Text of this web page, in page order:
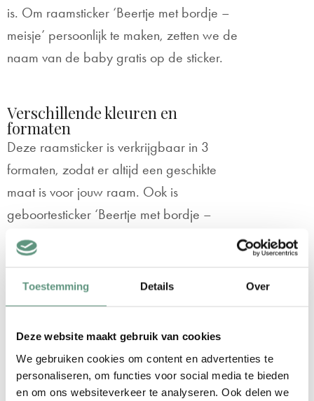
Toestemming Details Over
Deze website maakt gebruik van cookies
We gebruiken cookies om content en advertenties te
personaliseren, om functies voor social media te bieden
en om ons websiteverkeer te analyseren. Ook delen we
is. Om raamsticker ‘Beertje met bordje –
meisje’ persoonlijk te maken, zetten we de
naam van de baby gratis op de sticker.
Verschillende kleuren en
formaten
Deze raamsticker is verkrijgbaar in 3
formaten, zodat er altijd een geschikte
maat is voor jouw raam. Ook is
geboortesticker ‘Beertje met bordje –
meisje’ verkrijgbaar in 3 trendy kleuren:
Geel
De voordelen van onze
geboortestickers
Makkelijk plakkenzonder luchtbellen
Eenvoudig herpositionerenals de